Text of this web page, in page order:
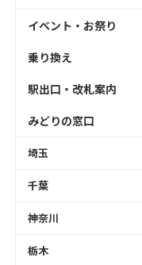
イベント・お祭り
乗り換え
駅出口・改札案内
みどりの窓口
埼玉
千葉
神奈川
栃木